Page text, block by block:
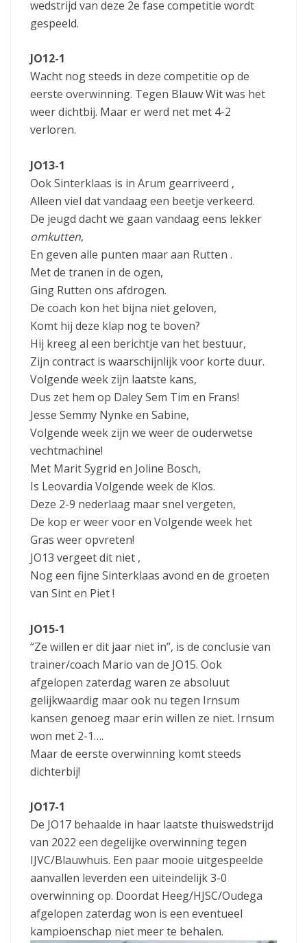
wedstrijd van deze 2e fase competitie wordt
gespeeld.
JO12-1
Wacht nog steeds in deze competitie op de
eerste overwinning. Tegen Blauw Wit was het
weer dichtbij. Maar er werd net met 4-2
verloren.
JO13-1
Ook Sinterklaas is in Arum gearriveerd ,
Alleen viel dat vandaag een beetje verkeerd.
De jeugd dacht we gaan vandaag eens lekker
omkutten,
En geven alle punten maar aan Rutten .
Met de tranen in de ogen,
Ging Rutten ons afdrogen.
De coach kon het bijna niet geloven,
Komt hij deze klap nog te boven?
Hij kreeg al een berichtje van het bestuur,
Zijn contract is waarschijnlijk voor korte duur.
Volgende week zijn laatste kans,
Dus zet hem op Daley Sem Tim en Frans!
Jesse Semmy Nynke en Sabine,
Volgende week zijn we weer de ouderwetse
vechtmachine!
Met Marit Sygrid en Joline Bosch,
Is Leovardia Volgende week de Klos.
Deze 2-9 nederlaag maar snel vergeten,
De kop er weer voor en Volgende week het
Gras weer opvreten!
JO13 vergeet dit niet ,
Nog een fijne Sinterklaas avond en de groeten
van Sint en Piet !
JO15-1
“Ze willen er dit jaar niet in”, is de conclusie van
trainer/coach Mario van de JO15. Ook
afgelopen zaterdag waren ze absoluut
gelijkwaardig maar ook nu tegen Irnsum
kansen genoeg maar erin willen ze niet. Irnsum
won met 2-1….
Maar de eerste overwinning komt steeds
dichterbij!
JO17-1
De JO17 behaalde in haar laatste thuiswedstrijd
van 2022 een degelijke overwinning tegen
IJVC/Blauwhuis. Een paar mooie uitgespeelde
aanvallen leverden een uiteindelijk 3-0
overwinning op. Doordat Heeg/HJSC/Oudega
afgelopen zaterdag won is een eventueel
kampioenschap niet meer te behalen.